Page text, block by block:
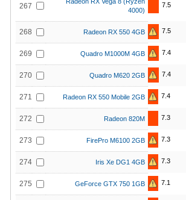
267
4000)
7.5
268 Radeon RX 550 4GB 7.5
269 Quadro M1000M 4GB 7.4
270 Quadro M620 2GB 7.4
271 Radeon RX 550 Mobile 2GB 7.4
272 Radeon 820M 7.3
273 FirePro M6100 2GB 7.3
274 Iris Xe DG1 4GB 7.3
275 GeForce GTX 750 1GB 7.1